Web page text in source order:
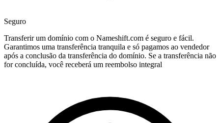
Seguro
Transferir um domínio com o Nameshift.com é seguro e fácil.
Garantimos uma transferência tranquila e só pagamos ao vendedor
após a conclusão da transferência do domínio. Se a transferência não
for concluída, você receberá um reembolso integral